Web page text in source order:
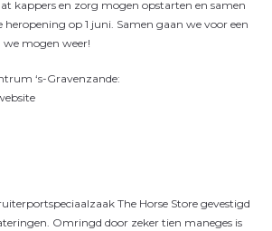
kappers en zorg mogen opstarten en samen
heropening op 1 juni. Samen gaan we voor een
mogen weer!
‘s-Gravenzande:
The Horse Store gevestigd
Omringd door zeker tien maneges is